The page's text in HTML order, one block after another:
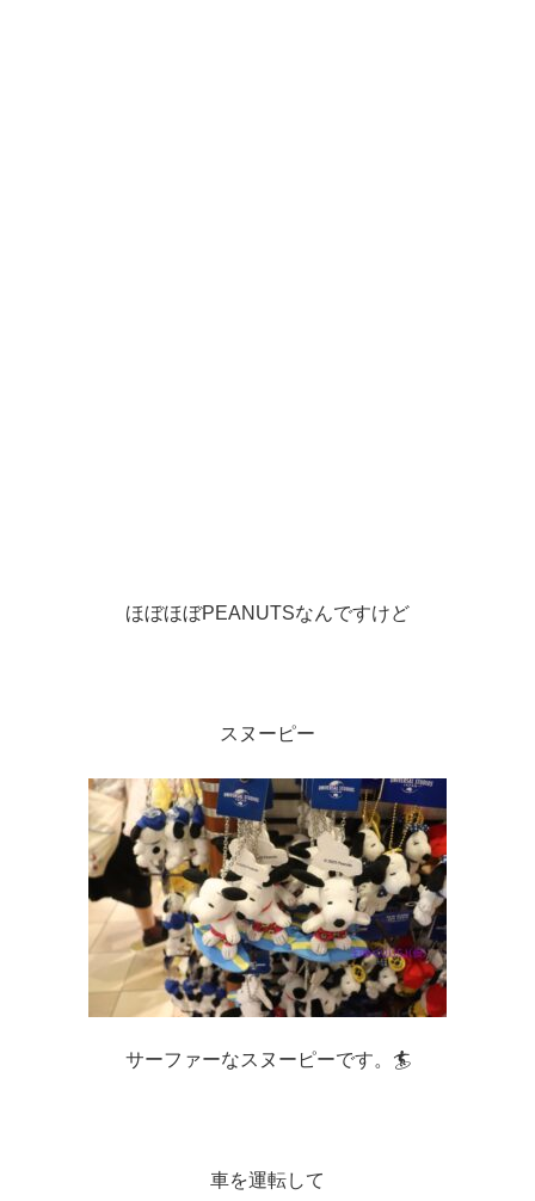
ほぼほぼPEANUTSなんですけど
スヌーピー
サーファーなスヌーピーです。🏄
車を運転して